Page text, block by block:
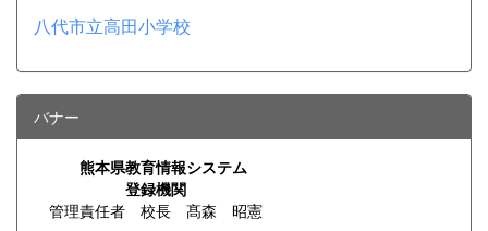
八代市立高田小学校
バナー
熊本県教育情報システム
登録機関
管理責任者 校長 髙森 昭憲